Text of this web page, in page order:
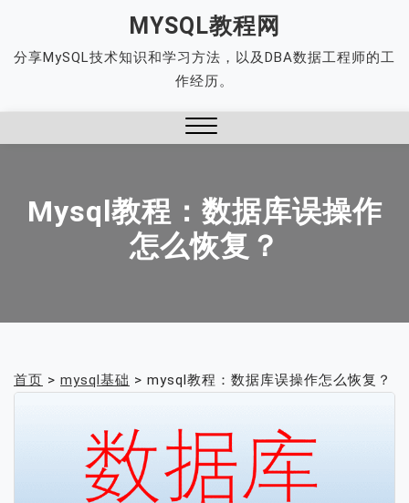
content
MYSQL教程网
分享MySQL技术知识和学习方法，以及DBA数据工程师的工
作经历。
Mysql教程：数据库误操作
怎么恢复？
首页 > mysql基础 > mysql教程：数据库误操作怎么恢复？